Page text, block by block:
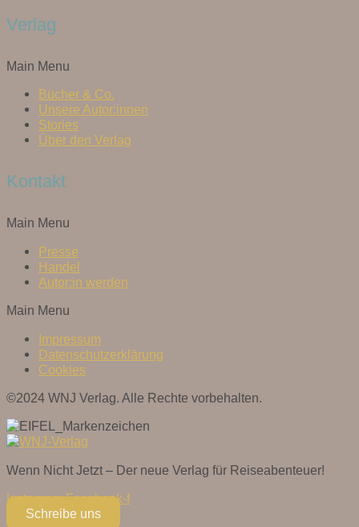
Verlag
Main Menu
Bücher & Co.
Unsere Autor:innen
Stories
Über den Verlag
Kontakt
Main Menu
Presse
Handel
Autor:in werden
Main Menu
Impressum
Datenschutzerklärung
Cookies
©2024 WNJ Verlag. Alle Rechte vorbehalten.
Wenn Nicht Jetzt – Der neue Verlag für Reiseabenteuer!
Instagram Facebook-f
Schreibe uns